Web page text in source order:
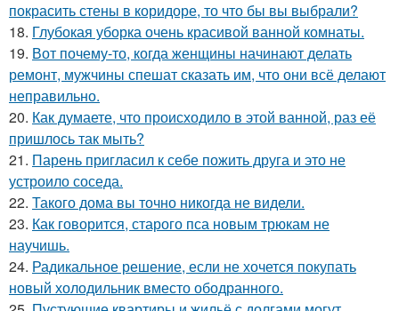
покрасить стены в коридоре, то что бы вы выбрали?
18. Глубокая уборка очень красивой ванной комнаты.
19. Вот почему-то, когда женщины начинают делать
ремонт, мужчины спешат сказать им, что они всё делают
неправильно.
20. Как думаете, что происходило в этой ванной, раз её
пришлось так мыть?
21. Парень пригласил к себе пожить друга и это не
устроило соседа.
22. Такого дома вы точно никогда не видели.
23. Как говорится, старого пса новым трюкам не
научишь.
24. Радикальное решение, если не хочется покупать
новый холодильник вместо ободранного.